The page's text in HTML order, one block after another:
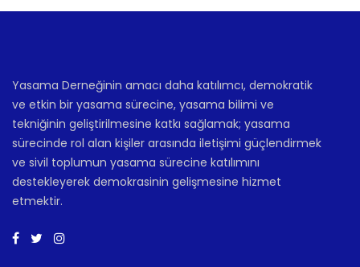
Yasama Derneğinin amacı daha katılımcı, demokratik
ve etkin bir yasama sürecine, yasama bilimi ve
tekniğinin geliştirilmesine katkı sağlamak; yasama
sürecinde rol alan kişiler arasında iletişimi güçlendirmek
ve sivil toplumun yasama sürecine katılımını
destekleyerek demokrasinin gelişmesine hizmet
etmektir.